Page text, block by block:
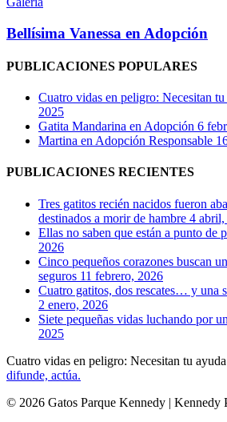
Adopción
Bellísima Vanessa en Adopción
PUBLICACIONES POPULARES
Cuatro vidas en peligro: Necesitan
2025
Gatita Mandarina en Adopción 6
Martina en Adopción Responsable
PUBLICACIONES RECIENTES
Tres gatitos recién nacidos fueron
destinados a morir de hambre 4 abril,
Ellas no saben que están a punto de
2026
Cinco pequeños corazones buscan
seguros 11 febrero, 2026
Cuatro gatitos, dos rescates… y una
2 enero, 2026
Siete pequeñas vidas luchando por
2025
Cuatro vidas en peligro: Necesitan tu
difunde, actúa.
© 2026 Gatos Parque Kennedy | Kennedy